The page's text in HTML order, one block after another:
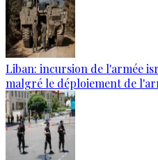
Liban: incursion de l'armée
malgré le déploiement de